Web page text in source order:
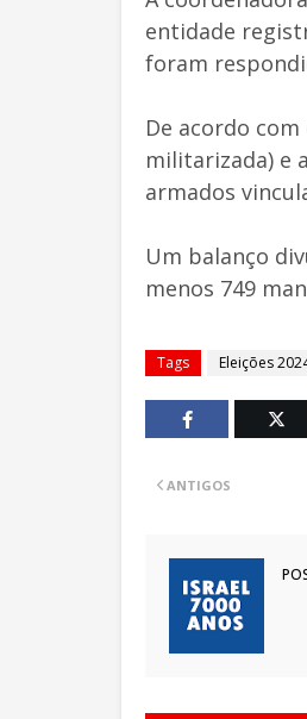
entidade
foram
De acordo
militarizada) e
armados
Um balanço
menos 749
Tags Eleições
ANTIGOS